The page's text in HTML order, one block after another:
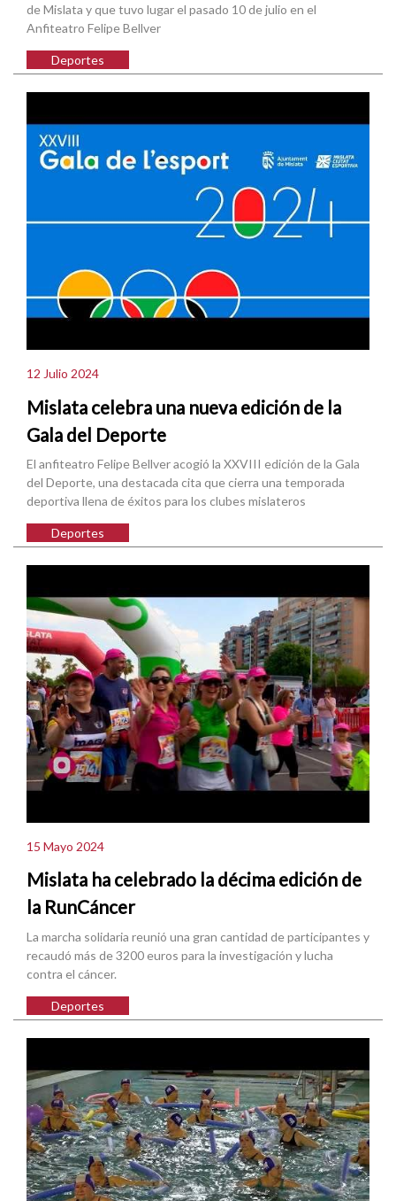
de Mislata y que tuvo lugar el pasado 10 de julio en el
Anfiteatro Felipe Bellver
Deportes
12 Julio 2024
Mislata celebra una nueva edición de la
Gala del Deporte
El anfiteatro Felipe Bellver acogió la XXVIII edición de la Gala
del Deporte, una destacada cita que cierra una temporada
deportiva llena de éxitos para los clubes mislateros
Deportes
15 Mayo 2024
Mislata ha celebrado la décima edición de
la RunCáncer
La marcha solidaria reunió una gran cantidad de participantes y
recaudó más de 3200 euros para la investigación y lucha
contra el cáncer.
Deportes